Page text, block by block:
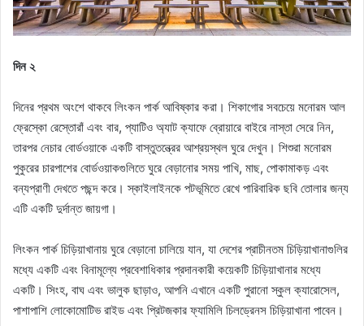
দিন ২
দিনের প্রথম অংশে থাকবে লিংকন পার্ক আবিষ্কার করা। শিকাগোর সবচেয়ে মনোরম আল
ফ্রেস্কো রেস্তোরাঁ এবং বার, প্যাটিও অ্যাট ক্যাফে ব্রোয়ারে বাইরে নাস্তা সেরে নিন,
তারপর নেচার বোর্ডওয়াকে একটি বাস্তুতন্ত্রের আশ্রয়স্থল ঘুরে দেখুন। শিশুরা মনোরম
পুকুরের চারপাশের বোর্ডওয়াকগুলিতে ঘুরে বেড়ানোর সময় পাখি, মাছ, পোকামাকড় এবং
বন্যপ্রাণী দেখতে পছন্দ করে। স্কাইলাইনকে পটভূমিতে রেখে পারিবারিক ছবি তোলার জন্য
এটি একটি দুর্দান্ত জায়গা।
লিংকন পার্ক চিড়িয়াখানায় ঘুরে বেড়ানো চালিয়ে যান, যা দেশের প্রাচীনতম চিড়িয়াখানাগুলির
মধ্যে একটি এবং বিনামূল্যে প্রবেশাধিকার প্রদানকারী কয়েকটি চিড়িয়াখানার মধ্যে
একটি। সিংহ, বাঘ এবং ভালুক ছাড়াও, আপনি এখানে একটি পুরানো স্কুল ক্যারোসেল,
পাশাপাশি লোকোমোটিভ রাইড এবং প্রিটজকার ফ্যামিলি চিলড্রেনস চিড়িয়াখানা পাবেন।